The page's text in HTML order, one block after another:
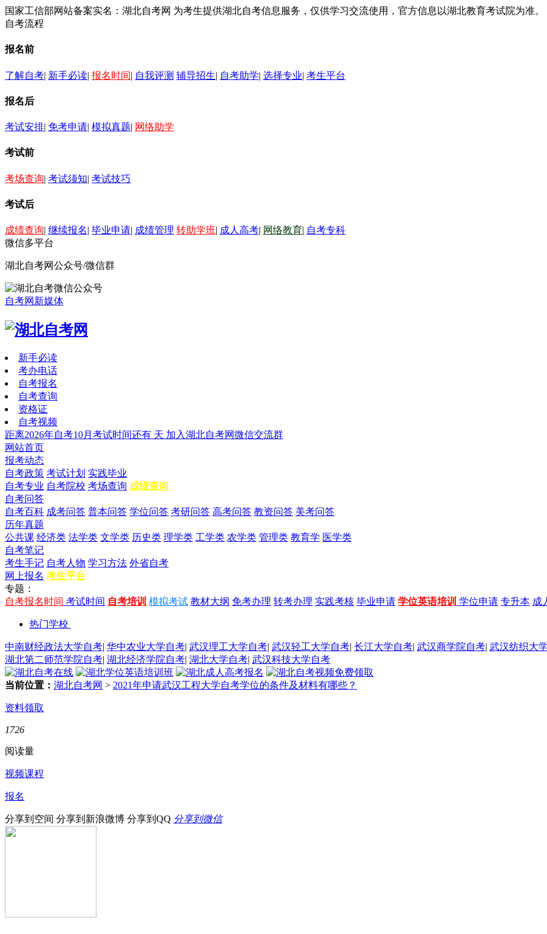
国家工信部网站备案实名：湖北自考网 为考生提供湖北自考信息服务，仅供学习交流使用，官方信息以湖北教育考试院为准。
自考流程
报名前
了解自考| 新手必读| 报名时间| 自我评测 辅导招生| 自考助学| 选择专业| 考生平台
报名后
考试安排| 免考申请| 模拟真题| 网络助学
考试前
考场查询| 考试须知| 考试技巧
考试后
成绩查询| 继续报名| 毕业申请| 成绩管理 转助学班| 成人高考| 网络教育| 自考专科
微信多平台
湖北自考网公众号/微信群
自考网新媒体
新手必读
考办电话
自考报名
自考查询
资格证
自考视频
距离2026年自考10月考试时间还有 天 加入湖北自考网微信交流群
网站首页
报考动态
自考政策 考试计划 实践毕业
自考专业 自考院校 考场查询 成绩查询
自考问答
自考百科 成考问答 普本问答 学位问答 考研问答 高考问答 教资问答 美考问答
历年真题
公共课 经济类 法学类 文学类 历史类 理学类 工学类 农学类 管理类 教育学 医学类
自考笔记
考生手记 自考人物 学习方法 外省自考
网上报名 考生平台
专题：
自考报名时间 考试时间 自考培训 模拟考试 教材大纲 免考办理 转考办理 实践考核 毕业申请 学位英语培训 学位申请 专升本 成
热门学校
中南财经政法大学自考| 华中农业大学自考| 武汉理工大学自考| 武汉轻工大学自考| 长江大学自考| 武汉商学院自考| 武汉纺织大
湖北第二师范学院自考| 湖北经济学院自考| 湖北大学自考| 武汉科技大学自考
当前位置： 湖北自考网 > 2021年申请武汉工程大学自考学位的条件及材料有哪些？
资料领取
1726
阅读量
视频课程
报名
分享到空间 分享到新浪微博 分享到QQ 分享到微信